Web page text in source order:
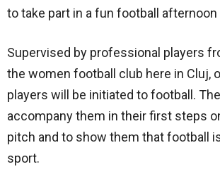
to take part in a fun football
Supervised by professional players
the women football club here in Cluj,
players will be initiated to football.
accompany them in their first steps
pitch and to show them that football
sport.